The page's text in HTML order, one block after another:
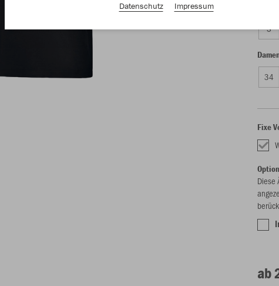
S
34
Fixe
Diese
ab
Datenschutz Impressum